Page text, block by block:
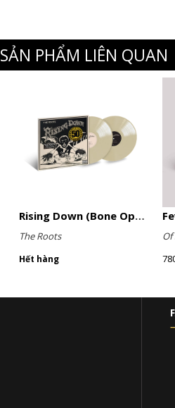
SẢN PHẨM LIÊN QUAN
Rising Down (Bone Opaque Vinyl)
The Roots
Hết hàng